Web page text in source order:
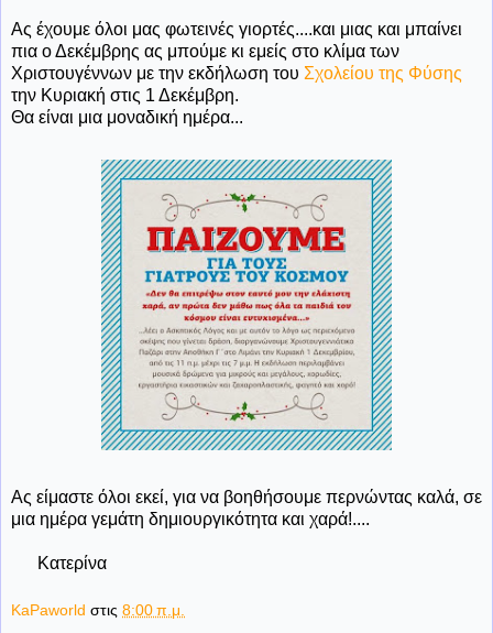
Ας έχουμε όλοι μας φωτεινές γιορτές....και μιας και μπαίνει
πια ο Δεκέμβρης ας μπούμε κι εμείς στο κλίμα των
Χριστουγέννων με την εκδήλωση του Σχολείου της Φύσης
την Κυριακή στις 1 Δεκέμβρη.
Θα είναι μια μοναδική ημέρα...
Ας είμαστε όλοι εκεί, για να βοηθήσουμε περνώντας καλά, σε
μια ημέρα γεμάτη δημιουργικότητα και χαρά!....
Κατερίνα
KaPaworld στις 8:00 π.μ.